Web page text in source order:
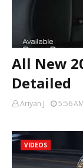
All New
Detailed
Ariyan J 5:56 AM
VIDEOS